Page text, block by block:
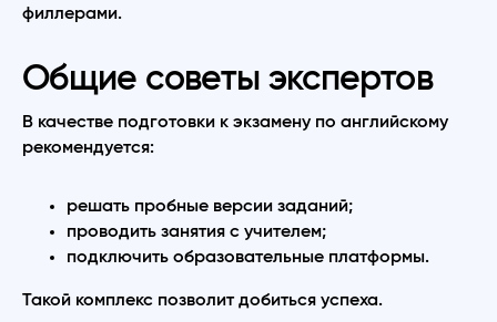
филлерами.
Общие советы экспертов
В качестве подготовки к экзамену по английскому
рекомендуется:
решать пробные версии заданий;
проводить занятия с учителем;
подключить образовательные платформы.
Такой комплекс позволит добиться успеха.